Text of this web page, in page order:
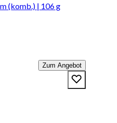
(komb.) | 106 g
Zum Angebot